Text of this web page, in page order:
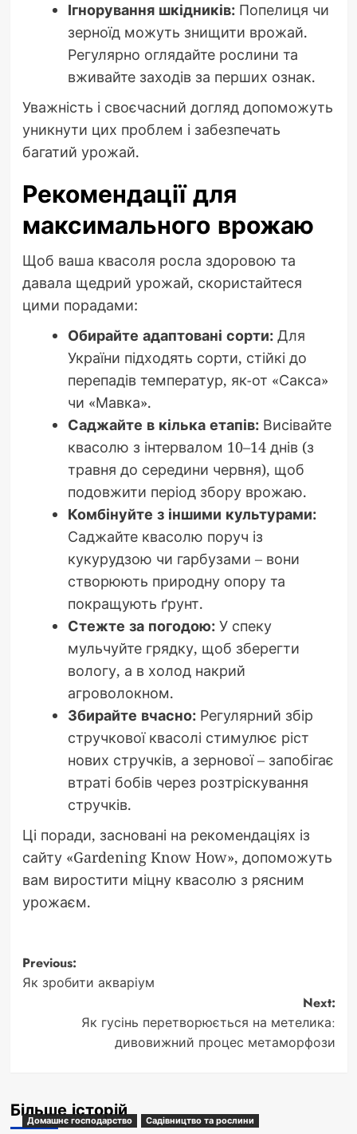
Ігнорування шкідників:Попелиця чи
зерноїд можуть знищити врожай.
Регулярно оглядайте рослини та
вживайте заходів за перших ознак.
Уважність і своєчасний догляд допоможуть
уникнути цих проблем і забезпечать
багатий урожай.
Рекомендації для
максимального врожаю
Щоб ваша квасоля росла здоровою та
давала щедрий урожай, скористайтеся
цими порадами:
Обирайте адаптовані сорти:Для
України підходять сорти, стійкі до
перепадів температур, як-от «Сакса»
чи «Мавка».
Саджайте в кілька етапів:Висівайте
квасолю з інтервалом 10–14 днів (з
травня до середини червня), щоб
подовжити період збору врожаю.
Комбінуйте з іншими культурами:
Саджайте квасолю поруч із
кукурудзою чи гарбузами – вони
створюють природну опору та
покращують ґрунт.
Стежте за погодою:У спеку
мульчуйте грядку, щоб зберегти
вологу, а в холод накрий
агроволокном.
Збирайте вчасно:Регулярний збір
стручкової квасолі стимулює ріст
нових стручків, а зернової – запобігає
втраті бобів через розтріскування
стручків.
Ці поради, засновані на рекомендаціях із
сайту «Gardening Know How», допоможуть
вам виростити міцну квасолю з рясним
урожаєм.
Post
navigation
Previous:
Як зробити акваріум
Next:
Як гусінь перетворюється на метелика:
дивовижний процес метаморфози
Більше історій
Домашнє господарство Садівництво та рослини